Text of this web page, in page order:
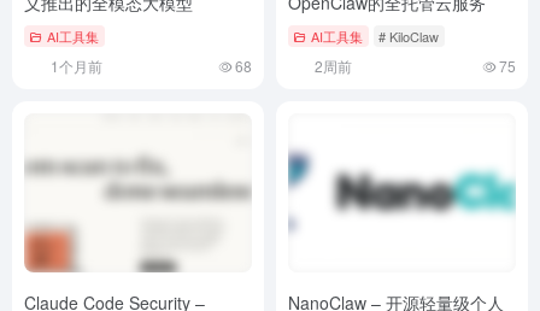
AI工具集
1个月前 68
AI工具集 # KiloClaw
2周前 75
Claude Code Security – NanoClaw – 开源轻量级个人